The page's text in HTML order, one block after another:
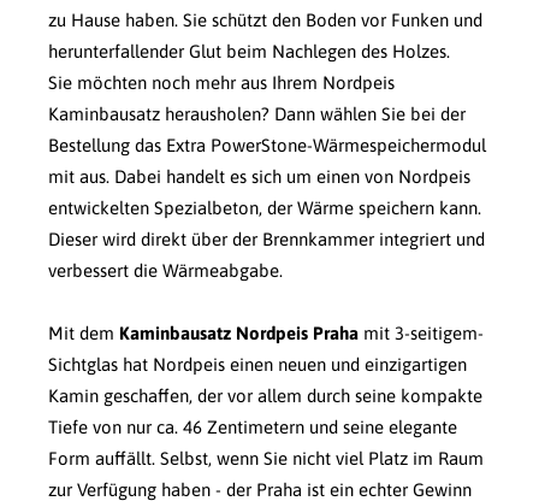
zu Hause haben. Sie schützt den Boden vor Funken und
herunterfallender Glut beim Nachlegen des Holzes.
Sie möchten noch mehr aus Ihrem Nordpeis
Kaminbausatz herausholen? Dann wählen Sie bei der
Bestellung das Extra PowerStone-Wärmespeichermodul
mit aus. Dabei handelt es sich um einen von Nordpeis
entwickelten Spezialbeton, der Wärme speichern kann.
Dieser wird direkt über der Brennkammer integriert und
verbessert die Wärmeabgabe.
Mit dem Kaminbausatz Nordpeis Praha mit 3-seitigem-
Sichtglas hat Nordpeis einen neuen und einzigartigen
Kamin geschaffen, der vor allem durch seine kompakte
Tiefe von nur ca. 46 Zentimetern und seine elegante
Form auffällt. Selbst, wenn Sie nicht viel Platz im Raum
zur Verfügung haben - der Praha ist ein echter Gewinn